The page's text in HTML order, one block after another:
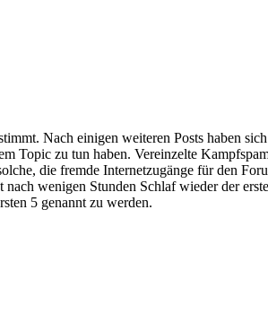
Nach einigen weiteren Posts haben
Topic zu tun haben. Vereinzelte
die fremde Internetzugänge für den
wenigen Stunden Schlaf wieder der
5 genannt zu werden.